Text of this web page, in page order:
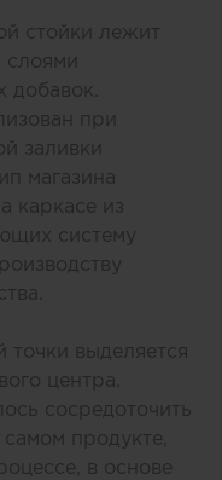
стойки лежит
слоями
добавок.
при
заливки
магазина
каркасе из
систему
выделяется
центра.
сосредоточить
продукте,
в основе